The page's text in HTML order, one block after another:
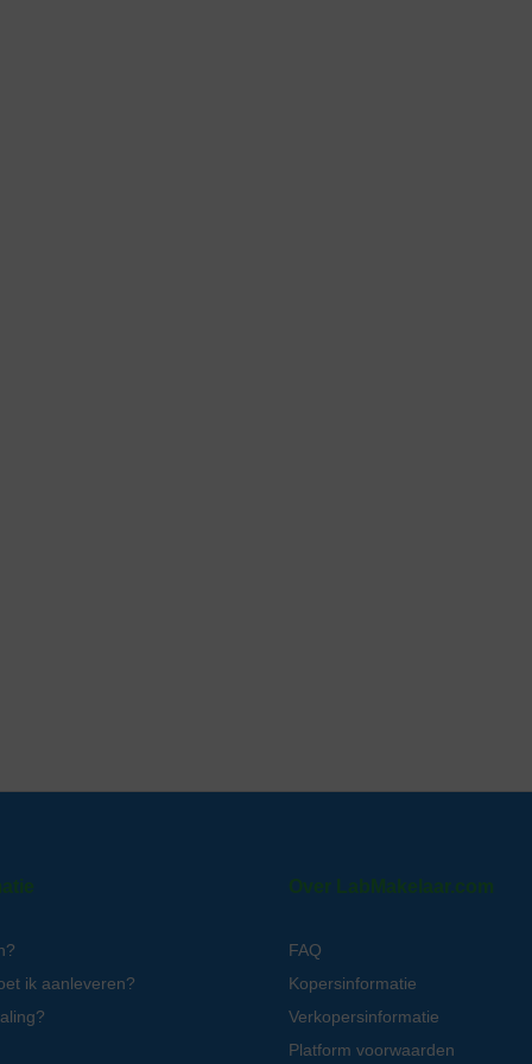
ik aanleveren?
Over LabMakelaar.com
FAQ
Kopersinformatie
Verkopersinformatie
Platform voorwaarden